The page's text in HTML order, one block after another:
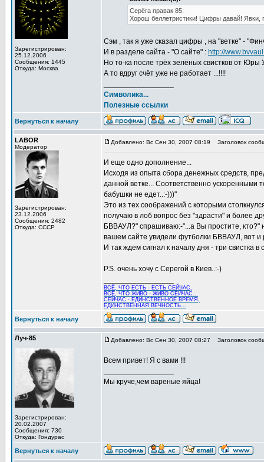
Зарегистрирован:
25.12.2006
Сообщения: 1445
Откуда: Москва
Серёга правак 85:
Хорош беллетристики! Цифры давай!
Сэм , так я уже сказал цифры , на "ветке" -
И в разделе сайта - "О сайте" : http://
Но то-ка после трёх зелёных свистков от Юры
А то вдруг счёт уже не работает ...!!!!
Символика...
Полезные ссылки
Вернуться к началу
LABOR
Модератор
Зарегистрирован:
23.12.2006
Сообщения: 2482
Откуда: СССР
Добавлено: Вс Сен 30, 2007 08:19 Заголовок
И еще одно дополнение...
Исходя из опыта сбора денежных средств,
данной ветке... Соответственно ускоренными
бабушки не едет..:-)))"
Это из тех соображений с которыми
получаю в лоб вопрос без "здрасти" и более
БВВАУЛ?" спрашиваю:-"...а Вы простите, кто?"
вашем сайте увидели футболки БВВАУЛ, вот и
И так ждем сигнал к началу дня - три свистка в
P.S. очень хочу с Серегой в Киев..:-)
ВСЁ, ЧТО ЕСТЬ - ЕСТЬ СЕЙЧАС,
ВСЁ, ЧТО ЖИВО - ЖИВО СЕЙЧАС...
СЕЙЧАС - ЕДИНСТВЕННОЕ ВРЕМЯ,
ЕДИНСТВЕННАЯ ВЕЧНОСТЬ...
Вернуться к началу
Луч-85
Зарегистрирован:
20.02.2007
Сообщения: 730
Откуда: Гондурас
Добавлено: Вс Сен 30, 2007 08:27 Заголовок
Всем привет! Я с вами !!!
Мы круче,чем вареные яйца!
Вернуться к началу